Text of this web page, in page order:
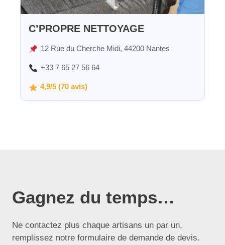
C’PROPRE NETTOYAGE
12 Rue du Cherche Midi, 44200 Nantes
+33 7 65 27 56 64
4,9/5 (70 avis)
Gagnez du temps…
Ne contactez plus chaque artisans un par un,
remplissez notre formulaire de demande de devis.